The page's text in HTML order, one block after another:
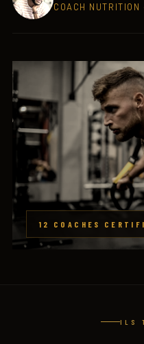
COACH
12 COACHES
ILS